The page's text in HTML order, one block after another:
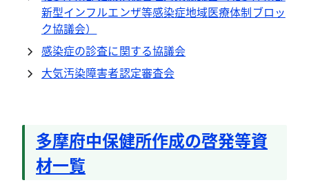
新型インフルエンザ等感染症地域医療体制ブロッ
ク協議会）
感染症の診査に関する協議会
大気汚染障害者認定審査会
多摩府中保健所作成の啓発等資
材一覧